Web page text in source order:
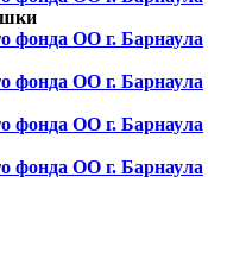
фонда ОО г. Барнаула
фонда ОО г. Барнаула
фонда ОО г. Барнаула
фонда ОО г. Барнаула